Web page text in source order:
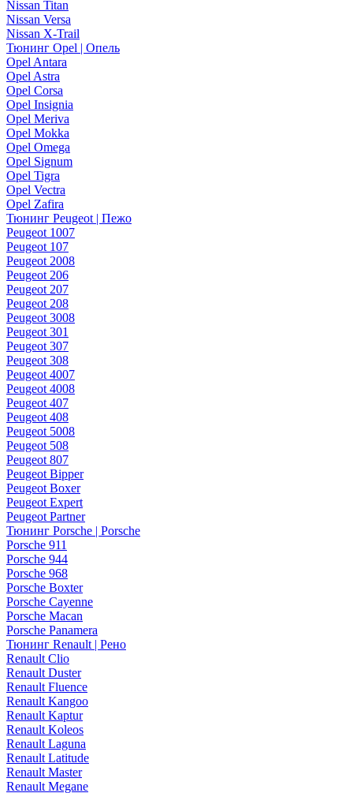
Nissan Titan
Nissan Versa
Nissan X-Trail
Тюнинг Opel | Опель
Opel Antara
Opel Astra
Opel Corsa
Opel Insignia
Opel Meriva
Opel Mokka
Opel Omega
Opel Signum
Opel Tigra
Opel Vectra
Opel Zafira
Тюнинг Peugeot | Пежо
Peugeot 1007
Peugeot 107
Peugeot 2008
Peugeot 206
Peugeot 207
Peugeot 208
Peugeot 3008
Peugeot 301
Peugeot 307
Peugeot 308
Peugeot 4007
Peugeot 4008
Peugeot 407
Peugeot 408
Peugeot 5008
Peugeot 508
Peugeot 807
Peugeot Bipper
Peugeot Boxer
Peugeot Expert
Peugeot Partner
Тюнинг Porsche | Porsche
Porsche 911
Porsche 944
Porsche 968
Porsche Boxter
Porsche Cayenne
Porsche Macan
Porsche Panamera
Тюнинг Renault | Рено
Renault Clio
Renault Duster
Renault Fluence
Renault Kangoo
Renault Kaptur
Renault Koleos
Renault Laguna
Renault Latitude
Renault Master
Renault Megane